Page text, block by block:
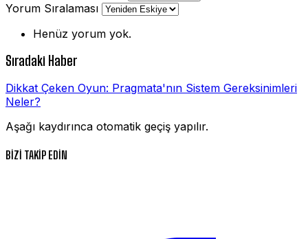
Yorum Sıralaması
Henüz yorum yok.
Sıradaki Haber
Dikkat Çeken Oyun: Pragmata'nın Sistem Gereksinimleri
Neler?
Aşağı kaydırınca otomatik geçiş yapılır.
BİZİ TAKİP EDİN